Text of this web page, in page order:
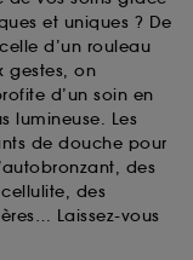
et uniques ? De
d’un rouleau
gestes, on
d’un soin en
lumineuse. Les
de douche pour
des
des
Laissez-vous